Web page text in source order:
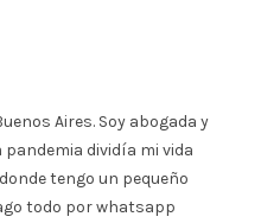
Aires. Soy abogada y
dividía mi vida
tengo un pequeño
todo por whatsapp